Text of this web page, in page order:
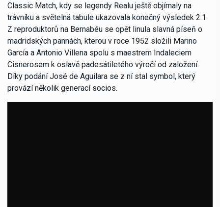
Classic Match, kdy se legendy Realu ještě objímaly na
trávníku a světelná tabule ukazovala konečný výsledek 2:1.
Z reproduktorů na Bernabéu se opět linula slavná píseň o
madridských pannách, kterou v roce 1952 složili Marino
García a Antonio Villena spolu s maestrem Indaleciem
Cisnerosem k oslavě padesátiletého výročí od založení.
Díky podání José de Aguilara se z ní stal symbol, který
provází několik generací socios.